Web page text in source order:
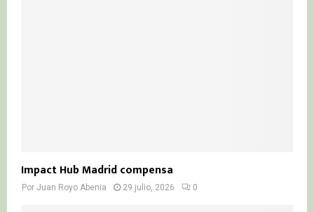
Impact Hub Madrid compensa
Por Juan Royo Abenia 29 julio, 2026 0